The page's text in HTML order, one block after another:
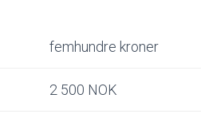
femhundre kroner
2 500 NOK